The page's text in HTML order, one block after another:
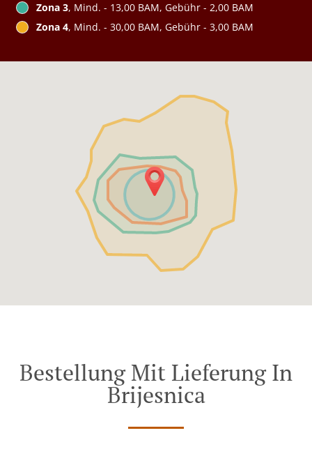
Zona 3, Mind. - 13,00 BAM, Gebühr - 2,00 BAM
Zona 4, Mind. - 30,00 BAM, Gebühr - 3,00 BAM
Bestellung Mit Lieferung In
Brijesnica